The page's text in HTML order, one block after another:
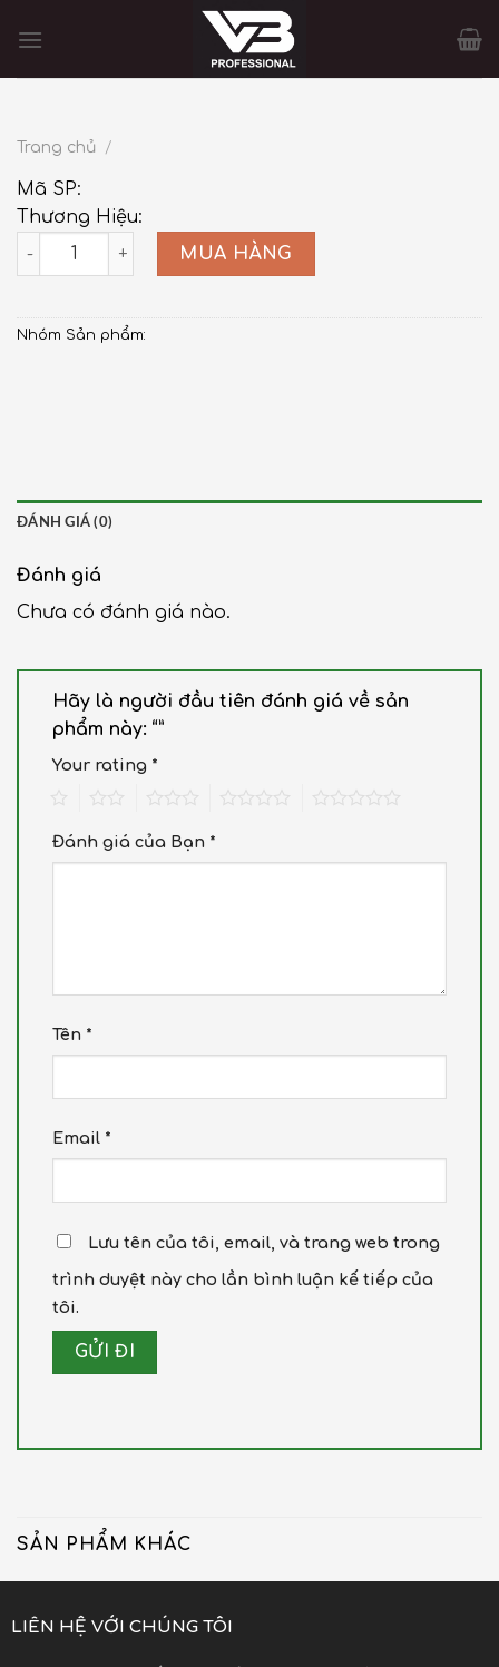
Trang chủ /
Mã SP:
Thương Hiệu:
quantity
MUA HÀNG
Nhóm Sản phẩm:
ĐÁNH GIÁ (0)
Đánh giá
Chưa có đánh giá nào.
Hãy là người đầu tiên đánh giá về sản
phẩm này: “”
Your rating *
Đánh giá của Bạn *
Tên *
Email *
Lưu tên của tôi, email, và trang web trong
trình duyệt này cho lần bình luận kế tiếp của
tôi.
SẢN PHẨM KHÁC
LIÊN HỆ VỚI CHÚNG TÔI